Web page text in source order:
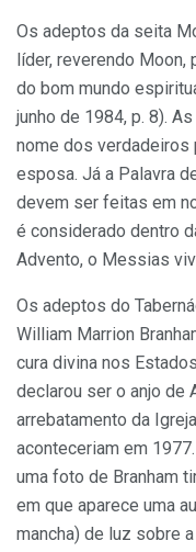
Os adeptos da seita
líder, reverendo Moon,
do bom mundo
junho de 1984, p. 8).
nome dos verdadeiros
esposa. Já a Palavra
devem ser feitas em
é considerado dentro
Advento, o Messias
Os adeptos do
William Marrion
cura divina nos
declarou ser o anjo de
arrebatamento da
aconteceriam em
uma foto de Branham
em que aparece uma
mancha) de luz sobre